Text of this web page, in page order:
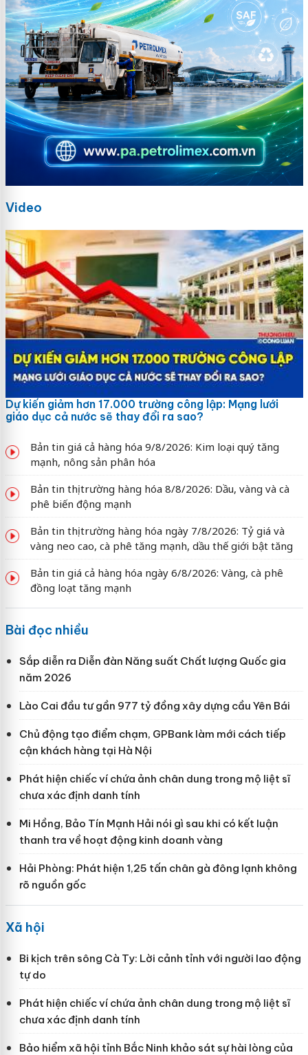
Video
Dự kiến giảm hơn 17.000 trường công lập: Mạng lưới
giáo dục cả nước sẽ thay đổi ra sao?
Bản tin giá cả hàng hóa 9/8/2026: Kim loại quý tăng
mạnh, nông sản phân hóa
Bản tin thị trường hàng hóa 8/8/2026: Dầu, vàng và cà
phê biến động mạnh
Bản tin thị trường hàng hóa ngày 7/8/2026: Tỷ giá và
vàng neo cao, cà phê tăng mạnh, dầu thế giới bật tăng
Bản tin giá cả hàng hóa ngày 6/8/2026: Vàng, cà phê
đồng loạt tăng mạnh
Bài đọc nhiều
Sắp diễn ra Diễn đàn Năng suất Chất lượng Quốc gia
năm 2026
Lào Cai đầu tư gần 977 tỷ đồng xây dựng cầu Yên Bái
Chủ động tạo điểm chạm, GPBank làm mới cách tiếp
cận khách hàng tại Hà Nội
Phát hiện chiếc ví chứa ảnh chân dung trong mộ liệt sĩ
chưa xác định danh tính
Mi Hồng, Bảo Tín Mạnh Hải nói gì sau khi có kết luận
thanh tra về hoạt động kinh doanh vàng
Hải Phòng: Phát hiện 1,25 tấn chân gà đông lạnh không
rõ nguồn gốc
Xã hội
Bi kịch trên sông Cà Ty: Lời cảnh tỉnh với người lao động
tự do
Phát hiện chiếc ví chứa ảnh chân dung trong mộ liệt sĩ
chưa xác định danh tính
Bảo hiểm xã hội tỉnh Bắc Ninh khảo sát sự hài lòng của